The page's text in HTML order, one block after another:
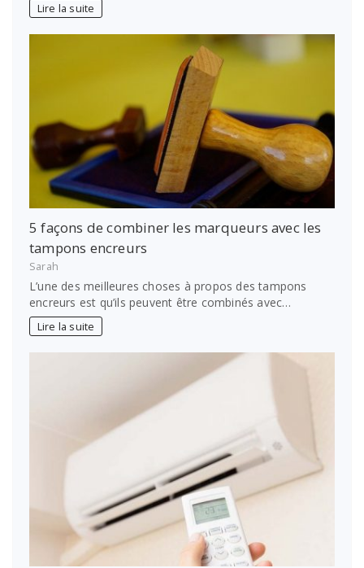
Lire la suite
5 façons de combiner les marqueurs avec les
tampons encreurs
Sarah
L’une des meilleures choses à propos des tampons
encreurs est qu’ils peuvent être combinés avec…
Lire la suite